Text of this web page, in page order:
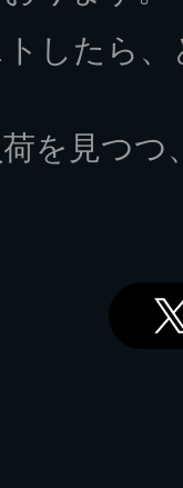
したら
を見つ